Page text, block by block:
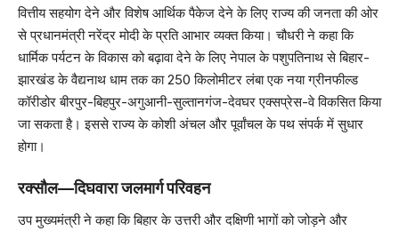
वित्तीय सहयोग देने और विशेष आर्थिक पैकेज देने के लिए राज्य की जनता की ओर
से प्रधानमंत्री नरेंद्र मोदी के प्रति आभार व्यक्त किया। चौधरी ने कहा कि
धार्मिक पर्यटन के विकास को बढ़ावा देने के लिए नेपाल के पशुपतिनाथ से बिहार-
झारखंड के वैद्यनाथ धाम तक का 250 किलोमीटर लंबा एक नया ग्रीनफील्ड
कॉरीडोर बीरपुर-बिहपुर-अगुआनी-सुल्तानगंज-देवघर एक्सप्रेस-वे विकसित किया
जा सकता है। इससे राज्य के कोशी अंचल और पूर्वांचल के पथ संपर्क में सुधार
होगा।
रक्सौल—दिघवारा जलमार्ग परिवहन
उप मुख्यमंत्री ने कहा कि बिहार के उत्तरी और दक्षिणी भागों को जोड़ने और